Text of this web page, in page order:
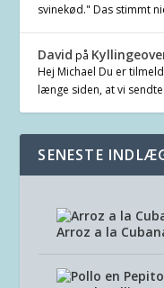
svinekød." Das stimmt
David på
Hej Michael Du er
længe siden, at vi
SENESTE
Arroz a la